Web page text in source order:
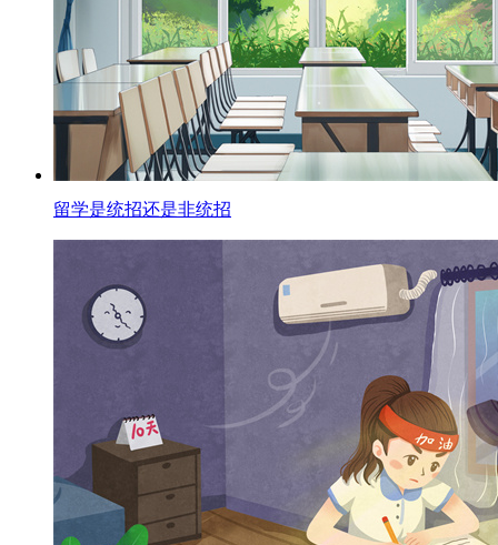
留学是统招还是非统招